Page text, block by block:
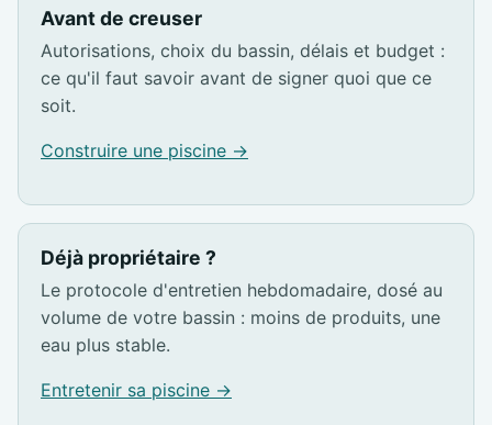
Avant de creuser
Autorisations, choix du bassin, délais et budget :
ce qu'il faut savoir avant de signer quoi que ce
soit.
Construire une piscine →
Déjà propriétaire ?
Le protocole d'entretien hebdomadaire, dosé au
volume de votre bassin : moins de produits, une
eau plus stable.
Entretenir sa piscine →